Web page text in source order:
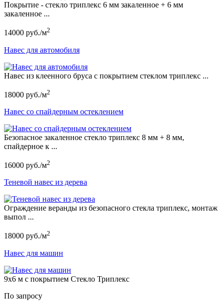
Покрытие - стекло триплекс 6 мм закаленное + 6 мм
закаленное ...
14000 руб./м2
Навес для автомобиля
Навес из клеенного бруса с покрытием стеклом триплекс ...
18000 руб./м2
Навес со спайдерным остеклением
Безопасное закаленное стекло триплекс 8 мм + 8 мм,
спайдерное к ...
16000 руб./м2
Теневой навес из дерева
Ограждение веранды из безопасного стекла триплекс, монтаж
выпол ...
18000 руб./м2
Навес для машин
9х6 м с покрытием Стекло Триплекс
По запросу